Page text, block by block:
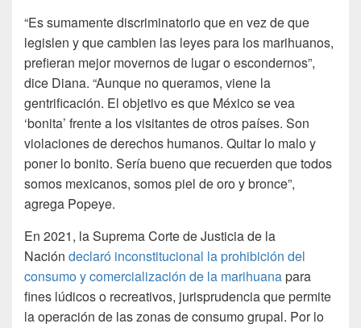
“Es sumamente discriminatorio que en vez de que
legislen y que cambien las leyes para los marihuanos,
prefieran mejor movernos de lugar o escondernos”,
dice Diana. “Aunque no queramos, viene la
gentrificación. El objetivo es que México se vea
‘bonita’ frente a los visitantes de otros países. Son
violaciones de derechos humanos. Quitar lo malo y
poner lo bonito. Sería bueno que recuerden que todos
somos mexicanos, somos piel de oro y bronce”,
agrega Popeye.
En 2021, la Suprema Corte de Justicia de la
Nación declaró inconstitucional la prohibición del
consumo y comercialización de la marihuanapara
fines lúdicos o recreativos, jurisprudencia que permite
la operación de las zonas de consumo grupal. Por lo